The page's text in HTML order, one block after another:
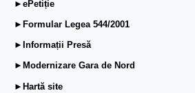
►ePetiție
►Formular Legea 544/2001
►Informații Presă
►Modernizare Gara de Nord
►Hartă site